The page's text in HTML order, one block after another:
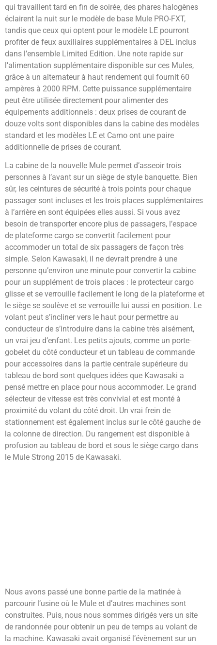
qui travaillent tard en fin de soirée, des phares halogènes
éclairent la nuit sur le modèle de base Mule PRO-FXT,
tandis que ceux qui optent pour le modèle LE pourront
profiter de feux auxiliaires supplémentaires à DEL inclus
dans l’ensemble Limited Edition. Une note rapide sur
l’alimentation supplémentaire disponible sur ces Mules,
grâce à un alternateur à haut rendement qui fournit 60
ampères à 2000 RPM. Cette puissance supplémentaire
peut être utilisée directement pour alimenter des
équipements additionnels : deux prises de courant de
douze volts sont disponibles dans la cabine des modèles
standard et les modèles LE et Camo ont une paire
additionnelle de prises de courant.
La cabine de la nouvelle Mule permet d’asseoir trois
personnes à l’avant sur un siège de style banquette. Bien
sûr, les ceintures de sécurité à trois points pour chaque
passager sont incluses et les trois places supplémentaires
à l’arrière en sont équipées elles aussi. Si vous avez
besoin de transporter encore plus de passagers, l’espace
de plateforme cargo se convertit facilement pour
accommoder un total de six passagers de façon très
simple. Selon Kawasaki, il ne devrait prendre à une
personne qu’environ une minute pour convertir la cabine
pour un supplément de trois places : le protecteur cargo
glisse et se verrouille facilement le long de la plateforme et
le siège se soulève et se verrouille lui aussi en position. Le
volant peut s’incliner vers le haut pour permettre au
conducteur de s’introduire dans la cabine très aisément,
un vrai jeu d’enfant. Les petits ajouts, comme un porte-
gobelet du côté conducteur et un tableau de commande
pour accessoires dans la partie centrale supérieure du
tableau de bord sont quelques idées que Kawasaki a
pensé mettre en place pour nous accommoder. Le grand
sélecteur de vitesse est très convivial et est monté à
proximité du volant du côté droit. Un vrai frein de
stationnement est également inclus sur le côté gauche de
la colonne de direction. Du rangement est disponible à
profusion au tableau de bord et sous le siège cargo dans
le Mule Strong 2015 de Kawasaki.
Nous avons passé une bonne partie de la matinée à
parcourir l’usine où le Mule et d’autres machines sont
construites. Puis, nous nous sommes dirigés vers un site
de randonnée pour obtenir un peu de temps au volant de
la machine. Kawasaki avait organisé l’évènement sur un